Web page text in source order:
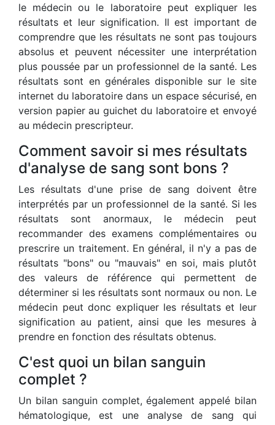
le médecin ou le laboratoire peut expliquer les
résultats et leur signification. Il est important de
comprendre que les résultats ne sont pas toujours
absolus et peuvent nécessiter une interprétation
plus poussée par un professionnel de la santé. Les
résultats sont en générales disponible sur le site
internet du laboratoire dans un espace sécurisé, en
version papier au guichet du laboratoire et envoyé
au médecin prescripteur.
Comment savoir si mes résultats
d'analyse de sang sont bons ?
Les résultats d'une prise de sang doivent être
interprétés par un professionnel de la santé. Si les
résultats sont anormaux, le médecin peut
recommander des examens complémentaires ou
prescrire un traitement. En général, il n'y a pas de
résultats "bons" ou "mauvais" en soi, mais plutôt
des valeurs de référence qui permettent de
déterminer si les résultats sont normaux ou non. Le
médecin peut donc expliquer les résultats et leur
signification au patient, ainsi que les mesures à
prendre en fonction des résultats obtenus.
C'est quoi un bilan sanguin
complet ?
Un bilan sanguin complet, également appelé bilan
hématologique, est une analyse de sang qui